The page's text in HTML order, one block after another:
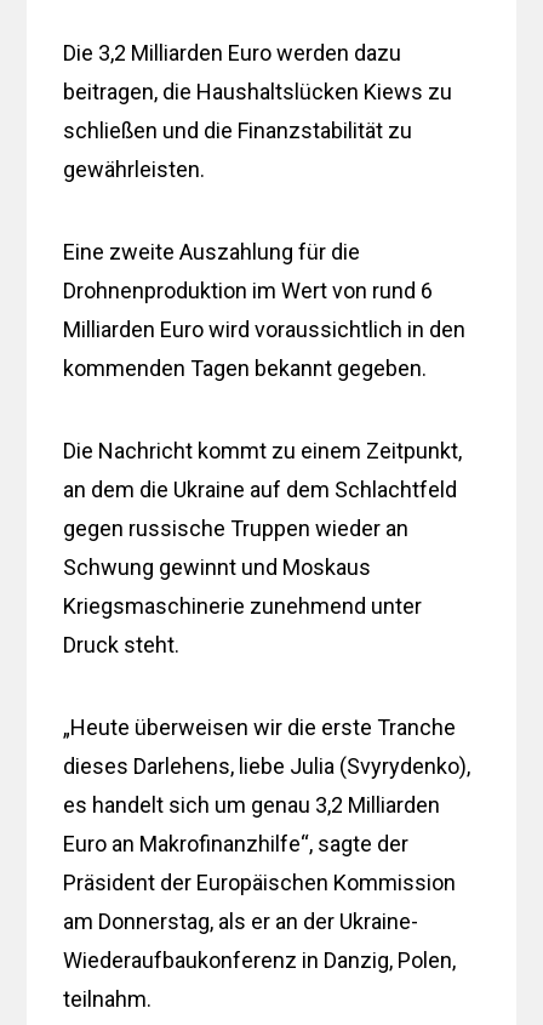
Die 3,2 Milliarden Euro werden dazu
beitragen, die Haushaltslücken Kiews zu
schließen und die Finanzstabilität zu
gewährleisten.
Eine zweite Auszahlung für die
Drohnenproduktion im Wert von rund 6
Milliarden Euro wird voraussichtlich in den
kommenden Tagen bekannt gegeben.
Die Nachricht kommt zu einem Zeitpunkt,
an dem die Ukraine auf dem Schlachtfeld
gegen russische Truppen wieder an
Schwung gewinnt und Moskaus
Kriegsmaschinerie zunehmend unter
Druck steht.
„Heute überweisen wir die erste Tranche
dieses Darlehens, liebe Julia (Svyrydenko),
es handelt sich um genau 3,2 Milliarden
Euro an Makrofinanzhilfe“, sagte der
Präsident der Europäischen Kommission
am Donnerstag, als er an der Ukraine-
Wiederaufbaukonferenz in Danzig, Polen,
teilnahm.